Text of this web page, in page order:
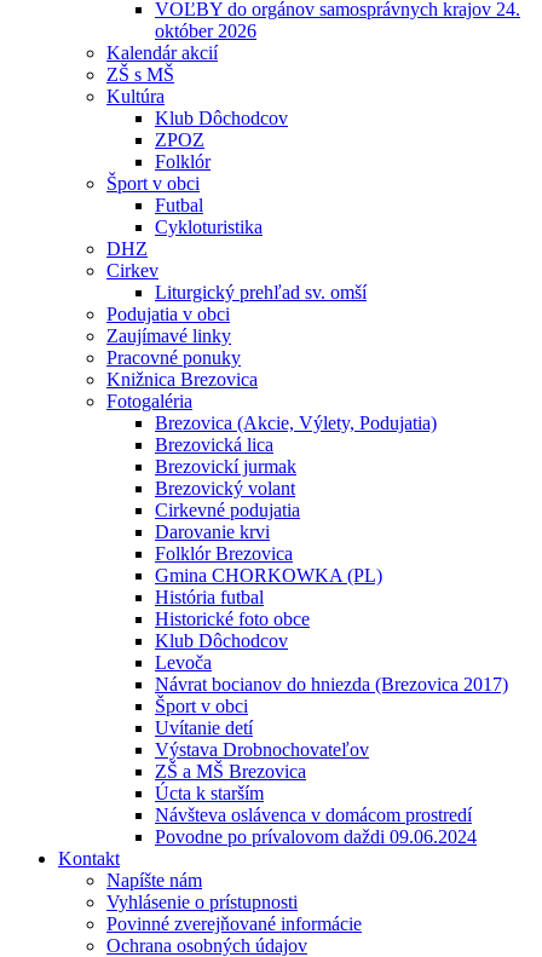
VOĽBY do orgánov samosprávnych krajov 24.
október 2026
Kalendár akcií
ZŠ s MŠ
Kultúra
Klub Dôchodcov
ZPOZ
Folklór
Šport v obci
Futbal
Cykloturistika
DHZ
Cirkev
Liturgický prehľad sv. omší
Podujatia v obci
Zaujímavé linky
Pracovné ponuky
Knižnica Brezovica
Fotogaléria
Brezovica (Akcie, Výlety, Podujatia)
Brezovická lica
Brezovickí jurmak
Brezovický volant
Cirkevné podujatia
Darovanie krvi
Folklór Brezovica
Gmina CHORKOWKA (PL)
História futbal
Historické foto obce
Klub Dôchodcov
Levoča
Návrat bocianov do hniezda (Brezovica 2017)
Šport v obci
Uvítanie detí
Výstava Drobnochovateľov
ZŠ a MŠ Brezovica
Úcta k starším
Návšteva oslávenca v domácom prostredí
Povodne po prívalovom daždi 09.06.2024
Kontakt
Napíšte nám
Vyhlásenie o prístupnosti
Povinné zverejňované informácie
Ochrana osobných údajov